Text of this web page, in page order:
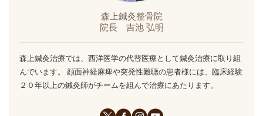
森上鍼灸整骨院
院長 吉池 弘明
森上鍼灸治療では、西洋医学の代替医療として鍼灸治療に取り組
んでいます。 顔面神経麻痺や突発性難聴の患者様には、臨床経験
２０年以上の鍼灸師がチームを組んで治療にあたります。